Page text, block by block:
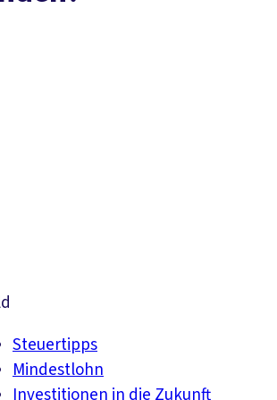
Steuertipps
Mindestlohn